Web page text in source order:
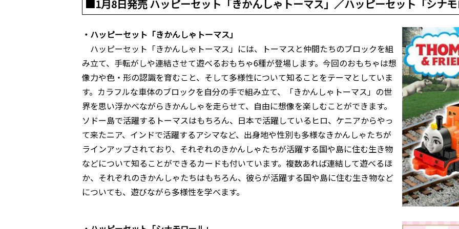
■1月8日発売 ハッピーセット「きかんしゃトーマス」／ハッピーセット「シナ
・ハッピーセット「きかんしゃトーマス」
ハッピーセット「きかんしゃトーマス」には、トーマスと仲間たちのブロックを組
み立て、手転がしや連結させて遊べるおもちゃ6種が登場します。今回のおもちゃは想
像力や色・形の認識を育むこと、そして多様性について知ることをテーマとしていま
す。カラフルな車体のブロックを自分の手で組み立て、「きかんしゃトーマス」の世
界を思い浮かべながらきかんしゃを走らせて、自由に想像を楽しむことができます。
ソドー島で活躍するトーマスはもちろん、日本で活躍しているヒロ、ケニアからやっ
て来たニア、インドで活躍するアシマなど、出身地や性別も多様なきかんしゃたちが
ラインアップされており、それぞれのきかんしゃたちが活躍する国や島に住む生き物
などについて知ることができるカードも付いています。複数あれば連結して遊べるほ
か、それぞれのきかんしゃたちはもちろん、彼らが活躍する国や島に住む生き物など
についても、遊びながら多様性を学べます。